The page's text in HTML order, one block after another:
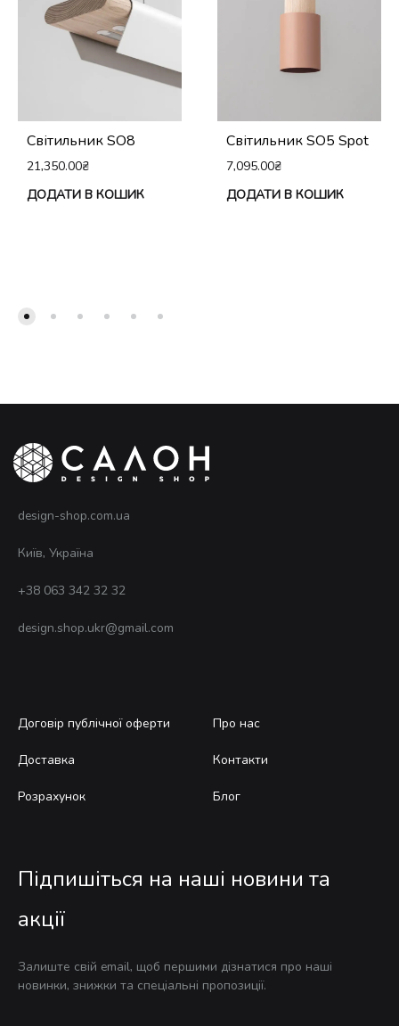
Світильник SO8
21,350.00₴
ДОДАТИ В КОШИК
Світильник SO5 Spot
7,095.00₴
ДОДАТИ В КОШИК
design-shop.com.ua
Київ, Україна
+38 063 342 32 32
design.shop.ukr@gmail.com
Договір публічної оферти
Доставка
Розрахунок
Про нас
Контакти
Блог
Підпишіться на наші новини та
акції
Залиште свій email, щоб першими дізнатися про наші
новинки, знижки та спеціальні пропозиції.